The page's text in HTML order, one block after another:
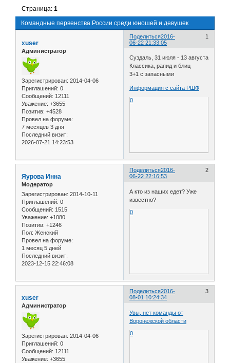
Командные первенства России среди юношей и девушек
Страница:1
Поделиться 1
2016-
06-22 21:33:05
xuser
Администратор
Зарегистрирован: 2014-04-06
Приглашений: 0
Сообщений: 12111
Уважение: +3655
Позитив: +4528
Провел на форуме:
7 месяцев 3 дня
Последний визит:
2026-07-21 14:23:53
Суздаль, 31 июля - 13 августа
Классика, рапид и блиц
3+1 с запасными
Информация с сайта РШФ
0
Поделиться 2
2016-
06-22 22:16:53
Яурова Инна
Модератор
Зарегистрирован: 2014-10-11
Приглашений: 0
Сообщений: 1515
Уважение: +1080
Позитив: +1246
Пол: Женский
Провел на форуме:
1 месяц 5 дней
Последний визит:
2023-12-15 22:46:08
А кто из наших едет? Уже
известно?
0
Поделиться 3
2016-
08-01 10:24:34
xuser
Администратор
Зарегистрирован: 2014-04-06
Приглашений: 0
Сообщений: 12111
Уважение: +3655
Увы, нет команды от
Воронежской области
0